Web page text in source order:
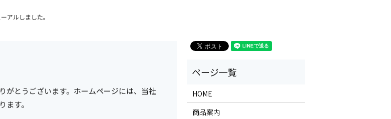
アルしました。
がとうございます。ホームページには、当社
す。
HOME
商品案内